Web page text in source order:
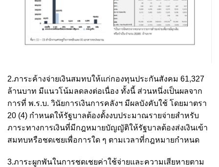
2.ภาระค้างจ่ายเงินสมทบให้แก่กองทุนประกันสังคม 61,327
ล้านบาท มีแนวโน้มลดลงต่อเนื่อง ทั้งนี้ ส่วนหนึ่งเป็นผลจาก
การที่ พ.ร.บ. วินัยการเงินการคลังฯ มีผลบังคับใช้ โดยมาตรา
20 (4) กำหนดให้รัฐบาลต้องตั้งงบประมาณรายจ่ายสำหรับ
ภาระทางการเงินที่มีกฎหมายบัญญัติให้รัฐบาลต้องส่งเงินเข้า
สมทบหรือชดเชยเพื่อการใด ๆ ตามเวลาที่กฎหมายกำหนด
3.ภาระผูกพันในการชดเชยค่าใช้จ่ายและความเสียหายตาม